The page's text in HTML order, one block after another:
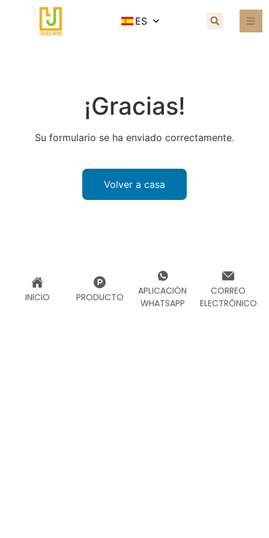
ES
¡Gracias!
Su formulario se ha enviado correctamente.
Volver a casa
INICIO PRODUCTO
APLICACIÓN
WHATSAPP
CORREO
ELECTRÓNICO